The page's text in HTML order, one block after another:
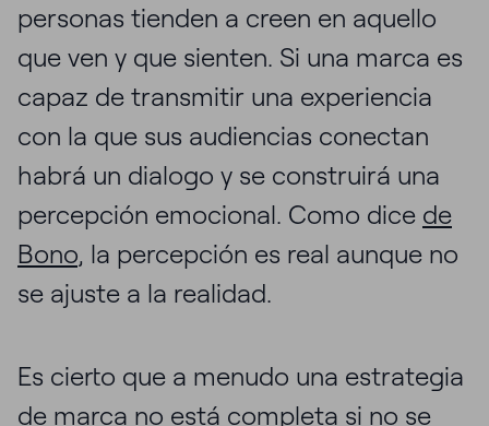
personas tienden a creen en aquello
que ven y que sienten. Si una marca es
capaz de transmitir una experiencia
con la que sus audiencias conectan
habrá un dialogo y se construirá una
percepción emocional. Como dice de
Bono, la percepción es real aunque no
se ajuste a la realidad.
Es cierto que a menudo una estrategia
de marca no está completa si no se